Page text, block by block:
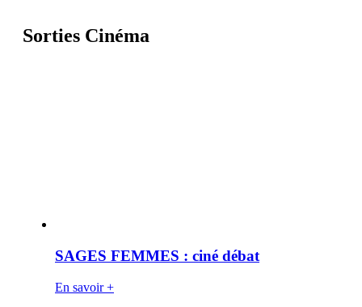
Sorties Cinéma
SAGES FEMMES : ciné débat
En savoir +